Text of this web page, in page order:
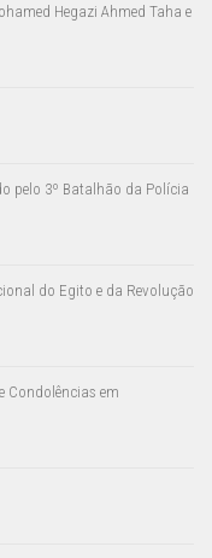
Hegazi Ahmed Taha e
pelo 3º Batalhão da Polícia
do Egito e da Revolução
Condolências em